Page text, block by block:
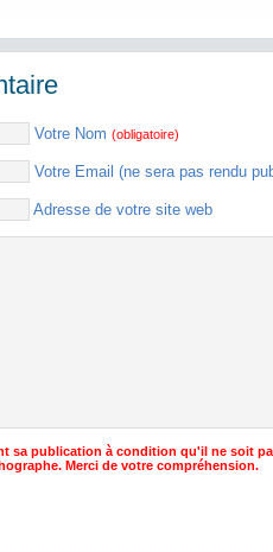
Votre Nom (obligatoire)
Votre Email (ne sera pas rendu
Adresse de votre site web
sa publication à condition qu'il ne soit
Merci de votre compréhension.